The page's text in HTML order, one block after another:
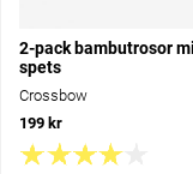
2-pack bambutrosor
spets
Crossbow
199 kr